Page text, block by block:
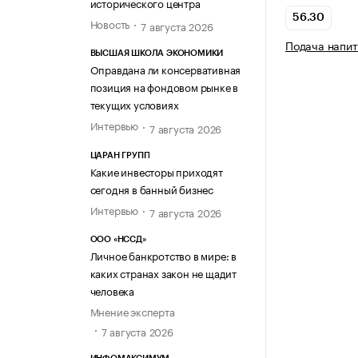
Новость
7 августа 2026
ВЫСШАЯ ШКОЛА ЭКОНОМИКИ
Оправдана ли консервативная
позиция на фондовом рынке в
текущих условиях
Интервью
7 августа 2026
ЦАРАН ГРУПП
Какие инвесторы приходят
сегодня в банный бизнес
Интервью
7 августа 2026
ООО «НССД»
Личное банкротство в мире: в
каких странах закон не щадит
человека
Мнение эксперта
7 августа 2026
56.30
Подача